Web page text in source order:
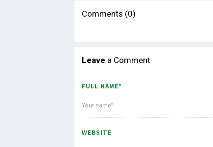
Comments (0)
Leave a Comment
FULL NAME*
WEBSITE